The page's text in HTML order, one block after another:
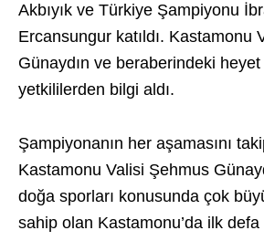
Akbıyık ve Türkiye Şampiyonu
Ercansungur katıldı. Kastamonu
Günaydın ve beraberindeki
yetkililerden bilgi aldı.
Şampiyonanın her aşamasını
Kastamonu Valisi Şehmus
doğa sporları konusunda çok
sahip olan Kastamonu’da ilk